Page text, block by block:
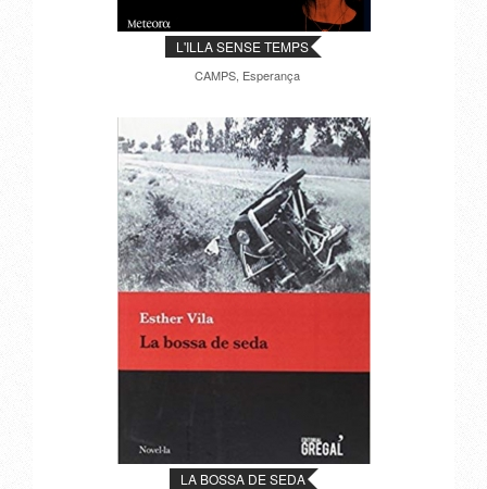
L'ILLA SENSE TEMPS
CAMPS, Esperança
LA BOSSA DE SEDA